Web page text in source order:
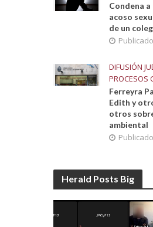
Condena
acoso
de un
DIFUSIÓN
PROCESOS
Ferreyra
Edith y
otros
ambiental
Herald Posts Big